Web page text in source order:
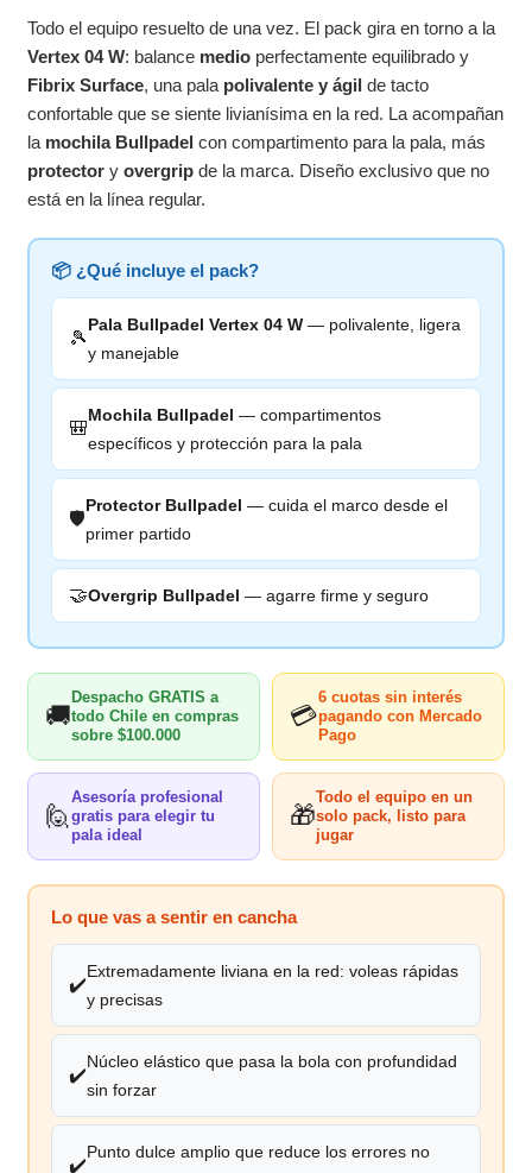
Todo el equipo resuelto de una vez. El pack gira en torno a la
Vertex 04 W: balance medio perfectamente equilibrado y
Fibrix Surface, una pala polivalente y ágil de tacto
confortable que se siente livianísima en la red. La acompañan
la mochila Bullpadel con compartimento para la pala, más
protector yovergrip de la marca. Diseño exclusivo que no
está en la línea regular.
📦 ¿Qué incluye el pack?
🎾
Pala Bullpadel Vertex 04 W — polivalente, ligera
y manejable
🎒
Mochila Bullpadel — compartimentos
específicos y protección para la pala
🛡️
Protector Bullpadel — cuida el marco desde el
primer partido
🤝Overgrip Bullpadel — agarre firme y seguro
🚚
Despacho GRATIS a
todo Chile en compras
sobre $100.000
💳
6 cuotas sin interés
pagando con Mercado
Pago
🙋
Asesoría profesional
gratis para elegir tu
pala ideal
🎁
Todo el equipo en un
solo pack, listo para
jugar
Lo que vas a sentir en cancha
✔️
Extremadamente liviana en la red: voleas rápidas
y precisas
✔️
Núcleo elástico que pasa la bola con profundidad
sin forzar
✔️
Punto dulce amplio que reduce los errores no